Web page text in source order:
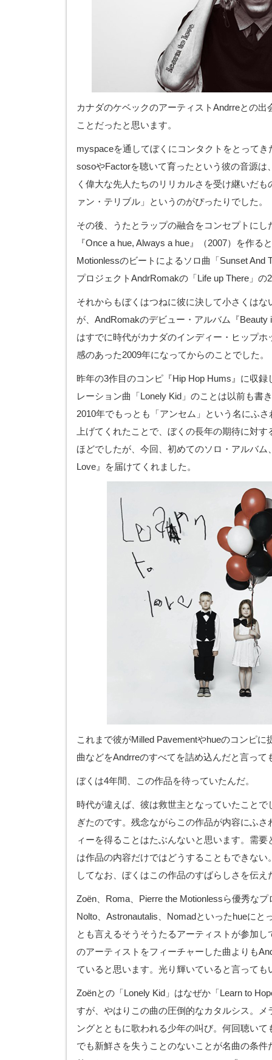
カナダのケベックのアーティストAndrreとの出
ことだったと思います。
myspaceを通してぼくにコンタクトをとって
sosoやFactorを聴いて育ったという彼の音源は
く偉大な先人たちのリリカルさを受け継いだ
ァン・テリブル」というのがぴったりでした。
その後、うたとラップの融合をコンセプトにし
『Once a hue, Always a hue』（2007）を作る
Motionlessのビートによるソロ曲「Sunset And
プロジェクトAndrRomakの「Life up There」の
それからもぼくはつねに彼に決して小さくは
が、AndRomakのデビュー・アルバム『Beauty
はすでに時代がカナダのインディー・ヒップ
感のあった2009年になってからのことでした。
昨年の3作目のコンピ『Hip Hop Hums』に収録
レーション曲「Lonely Kid」のことは以前も書
2010年でもっとも「アンセム」という名にふ
上げてくれたことで、ぼくの長年の期待に対
ほどでしたが、今回、初めてのソロ・アルバム
Love』を届けてくれました。
これまで彼がMilled Pavementやhueのコンピに
曲などをAndrreのすべてを詰め込んだと言って
ぼくは4年間、この作品を待っていたんだ。
時代が違えば、彼は救世主となっていたことで
ぎたのです。残念ながらこの作品が内容にふ
ィーを得ることはたぶんないと思います。需
は作品の内容だけではどうすることもできな
してなお、ぼくはこの作品のすばらしさを伝え
Zoën、Roma、Pierre the Motionlessら優秀な
Nolto、Astronautalis、Nomadといったhueにと
とも言えるそうそうたるアーティストが参加
のアーティストをフィーチャーした曲よりも
ていると思います。光り輝いていると言っても
Zoënとの「Lonely Kid」はなぜか「Learn to
すが、やはりこの曲の圧倒的なカタルシス。メ
ングとともに歌われる少年の叫び。何回聴い
でも新鮮さを失うことのないことが名曲の条